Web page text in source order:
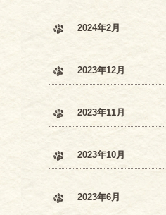
2024年2月
2023年12月
2023年11月
2023年10月
2023年6月